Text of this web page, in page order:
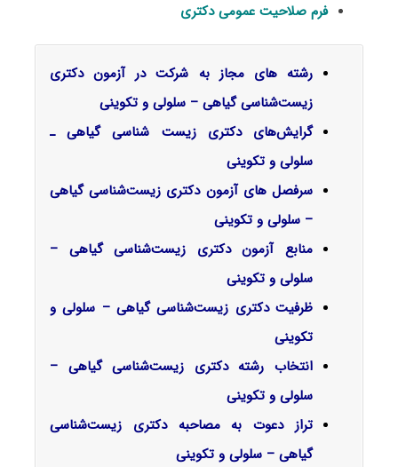
فرم صلاحیت عمومی دکتری
رشته های مجاز به شرکت در آزمون دکتری
زیست‌شناسی گیاهی – سلولی و تکوینی
گرایش‌های دکتری زیست شناسی ﮔﻴﺎهی ـ
ﺳﻠﻮلی و ﺗﻜﻮینی
سرفصل‌ های آزمون دکتری زیست‌شناسی گیاهی
– سلولی و تکوینی
منابع آزمون دکتری زیست‌شناسی گیاهی –
سلولی و تکوینی
ظرفیت دکتری زیست‌شناسی گیاهی – سلولی و
تکوینی
انتخاب رشته دکتری زیست‌شناسی گیاهی –
سلولی و تکوینی
تراز دعوت به مصاحبه دکتری زیست‌شناسی
گیاهی – سلولی و تکوینی